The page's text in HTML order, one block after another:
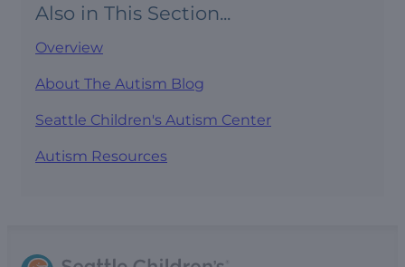
Also in This Section...
Overview
About The Autism Blog
Seattle Children's Autism Center
Autism Resources